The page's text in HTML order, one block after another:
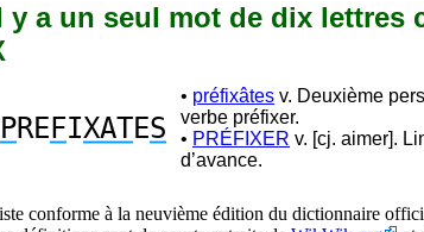
y a un seul mot de dix lettres
PRE FIXATES
• préfixâtes v. Deuxième
verbe préfixer.
• PRÉFIXER v. [cj. aimer].
d’avance.
conforme à la neuvième édition du dictionnaire